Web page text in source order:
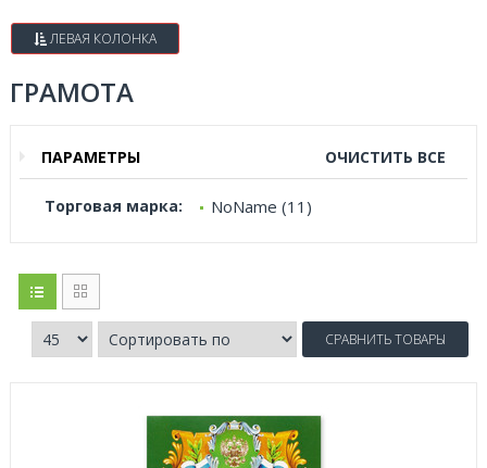
ЛЕВАЯ КОЛОНКА
ГРАМОТА
ПАРАМЕТРЫ ОЧИСТИТЬ ВСЕ
Торговая марка: NoName (11)
СРАВНИТЬ ТОВАРЫ